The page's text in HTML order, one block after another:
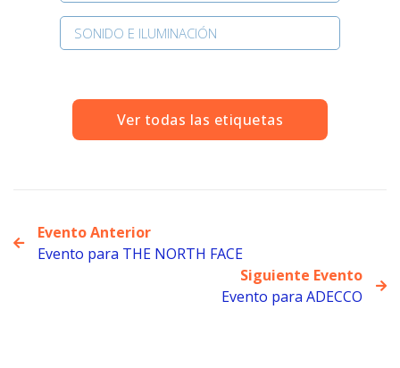
SONIDO E ILUMINACIÓN
Ver todas las etiquetas
Evento Anterior
Evento para THE NORTH FACE
Siguiente Evento
Evento para ADECCO